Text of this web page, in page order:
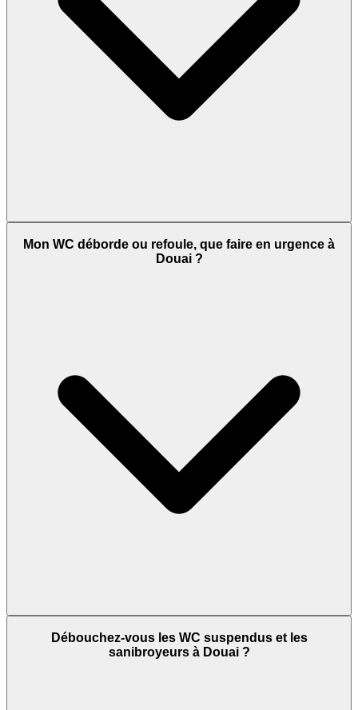
Mon WC déborde ou refoule, que faire en urgence à
Douai ?
Débouchez-vous les WC suspendus et les
sanibroyeurs à Douai ?